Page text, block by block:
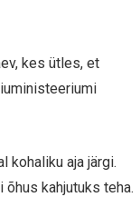
kes ütles, et
kohaliku aja järgi.
kahjutuks teha.